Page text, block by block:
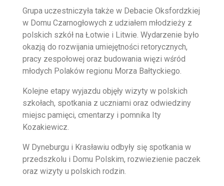
Grupa uczestniczyła także w Debacie Oksfordzkiej
w Domu Czarnogłowych z udziałem młodzieży z
polskich szkół na Łotwie i Litwie. Wydarzenie było
okazją do rozwijania umiejętności retorycznych,
pracy zespołowej oraz budowania więzi wśród
młodych Polaków regionu Morza Bałtyckiego.
Kolejne etapy wyjazdu objęły wizyty w polskich
szkołach, spotkania z uczniami oraz odwiedziny
miejsc pamięci, cmentarzy i pomnika Ity
Kozakiewicz.
W Dyneburgu i Krasławiu odbyły się spotkania w
przedszkolu i Domu Polskim, rozwiezienie paczek
oraz wizyty u polskich rodzin.